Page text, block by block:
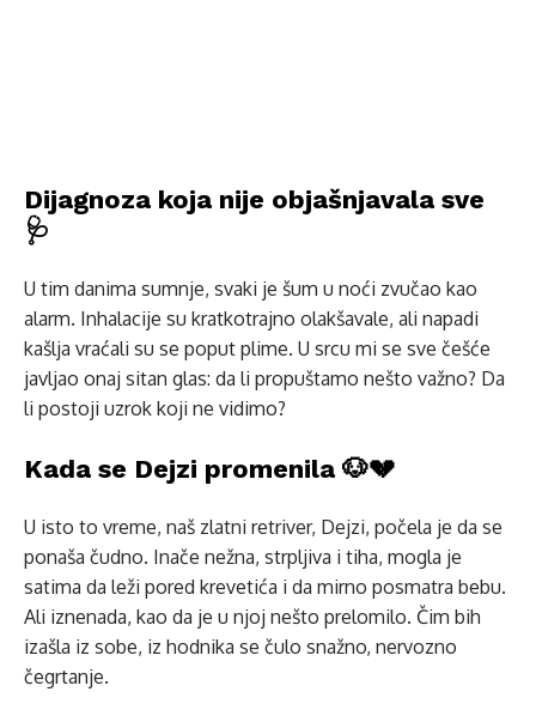
Dijagnoza koja nije objašnjavala sve
🩺
U tim danima sumnje, svaki je šum u noći zvučao kao
alarm. Inhalacije su kratkotrajno olakšavale, ali napadi
kašlja vraćali su se poput plime. U srcu mi se sve češće
javljao onaj sitan glas: da li propuštamo nešto važno? Da
li postoji uzrok koji ne vidimo?
Kada se Dejzi promenila 🐶💔
U isto to vreme, naš zlatni retriver, Dejzi, počela je da se
ponaša čudno. Inače nežna, strpljiva i tiha, mogla je
satima da leži pored krevetića i da mirno posmatra bebu.
Ali iznenada, kao da je u njoj nešto prelomilo. Čim bih
izašla iz sobe, iz hodnika se čulo snažno, nervozno
čegrtanje.